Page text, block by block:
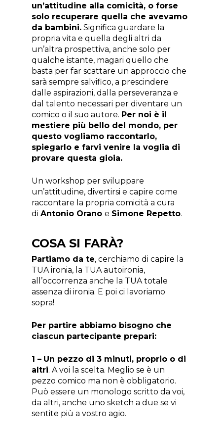
un’attitudine alla comicità, o forse
solo recuperare quella che avevamo
da bambini. Significa guardare la
propria vita e quella degli altri da
un’altra prospettiva, anche solo per
qualche istante, magari quello che
basta per far scattare un approccio che
sarà sempre salvifico, a prescindere
dalle aspirazioni, dalla perseveranza e
dal talento necessari per diventare un
comico o il suo autore. Per noi è il
mestiere più bello del mondo, per
questo vogliamo raccontarlo,
spiegarlo e farvi venire la voglia di
provare questa gioia.
Un workshop per sviluppare
un’attitudine, divertirsi e capire come
raccontare la propria comicità a cura
di Antonio Orano e Simone Repetto.
COSA SI FARÀ?
Partiamo da te, cerchiamo di capire la
TUA ironia, la TUA autoironia,
all’occorrenza anche la TUA totale
assenza di ironia. E poi ci lavoriamo
sopra!
Per partire abbiamo bisogno che
ciascun partecipante prepari:
1 – Un pezzo di 3 minuti, proprio o di
altri. A voi la scelta. Meglio se è un
pezzo comico ma non è obbligatorio.
Può essere un monologo scritto da voi,
da altri, anche uno sketch a due se vi
sentite più a vostro agio.